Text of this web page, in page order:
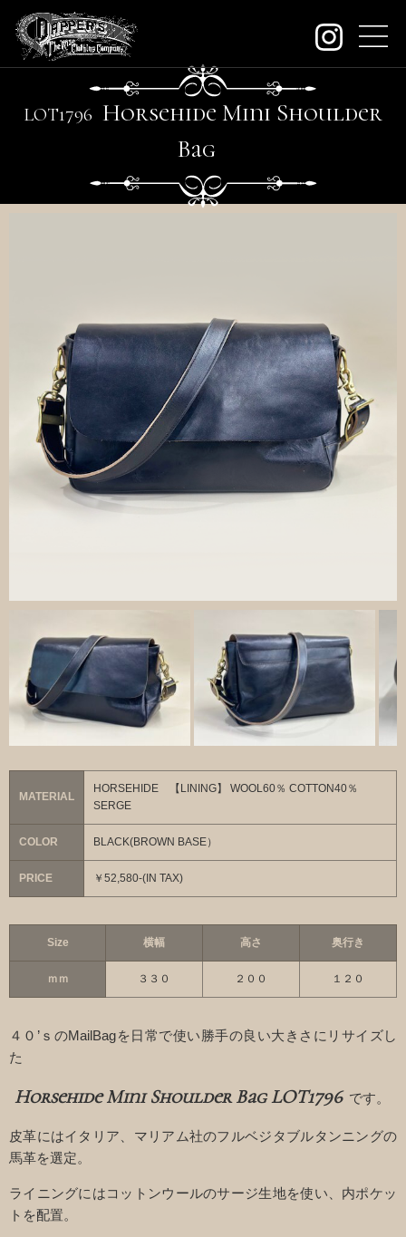
SEARCH
LOT1796 Horsehide Mini Shoulder
Bag
MATERIAL
HORSEHIDE 【LINING】 WOOL60％ COTTON40％
SERGE
COLOR BLACK(BROWN BASE）
PRICE ￥52,580-(IN TAX)
Size 横幅 高さ 奥行き
ｍｍ ３３０ ２００ １２０
４０’ｓのMailBagを日常で使い勝手の良い大きさにリサイズし
た
Horsehide Mini Shoulder Bag LOT1796 です。
皮革にはイタリア、マリアム社のフルベジタブルタンニングの
馬革を選定。
ライニングにはコットンウールのサージ生地を使い、内ポケッ
トを配置。